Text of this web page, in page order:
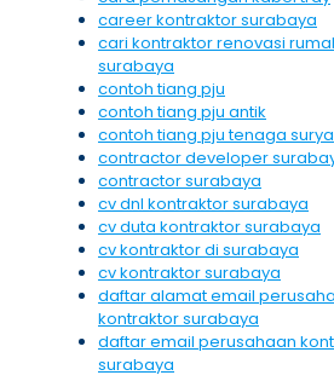
career kontraktor surabaya
cari kontraktor renovasi
surabaya
contoh tiang pju
contoh tiang pju antik
contoh tiang pju tenaga surya
contractor developer
contractor surabaya
cv dnl kontraktor surabaya
cv duta kontraktor surabaya
cv kontraktor di surabaya
cv kontraktor surabaya
daftar alamat email
kontraktor surabaya
daftar email perusahaan
surabaya